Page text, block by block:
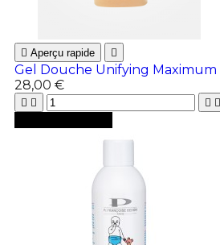
 Aperçu rapide 
Gel Douche Unifying Maximum
28,00 €
   